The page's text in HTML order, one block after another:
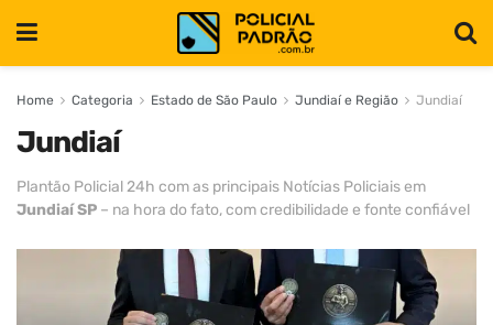
Home Categoria Estado de São Paulo Jundiaí e Região Jundiaí
Jundiaí
Plantão Policial 24h com as principais Notícias Policiais em
Jundiaí SP – na hora do fato, com credibilidade e fonte confiável